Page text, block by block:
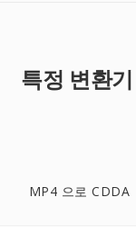
특정 변환기
MP4 으로 CDDA